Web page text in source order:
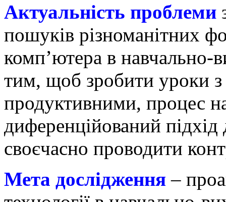
Актуальність проблеми
пошуків різноманітних
комп’ютера в навчально-
тим, щоб зробити уроки
продуктивними, процес
диференційований
своєчасно проводити
Мета дослідження –